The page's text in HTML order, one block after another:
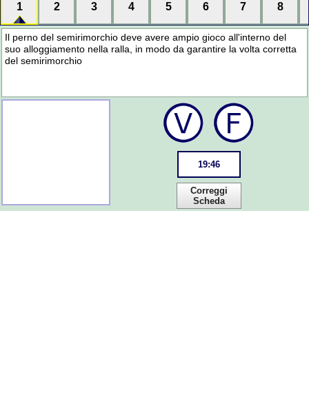
1 2 3 4 5 6 7 8
Il perno del semirimorchio deve avere ampio gioco all'interno del
suo alloggiamento nella ralla, in modo da garantire la volta corretta
del semirimorchio
19:46
Correggi
Scheda